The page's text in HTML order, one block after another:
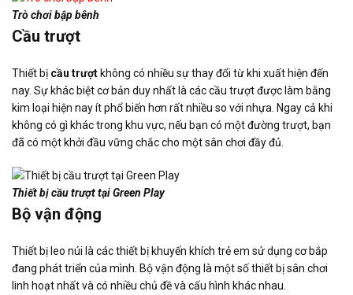
Trò chơi bập bênh
Cầu trượt
Thiết bị cầu trượt không có nhiều sự thay đổi từ khi xuất hiện đến
nay. Sự khác biệt cơ bản duy nhất là các cầu trượt được làm bằng
kim loại hiện nay ít phổ biến hơn rất nhiều so với nhựa. Ngay cả khi
không có gì khác trong khu vực, nếu bạn có một đường trượt, bạn
đã có một khởi đầu vững chắc cho một sân chơi đầy đủ.
Thiết bị cầu trượt tại Green Play
Bộ vận động
Thiết bị leo núi là các thiết bị khuyến khích trẻ em sử dụng cơ bắp
đang phát triển của mình. Bộ vận động là một số thiết bị sân chơi
linh hoạt nhất và có nhiều chủ đề và cấu hình khác nhau.